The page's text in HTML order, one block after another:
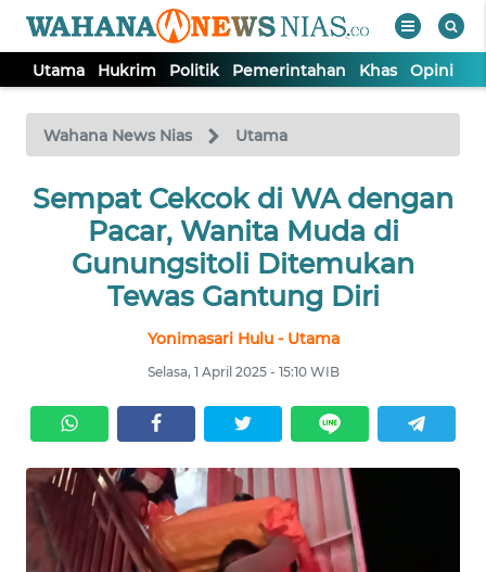
Utama Hukrim Politik Pemerintahan Khas Opini
Wahana News Nias Utama
Sempat Cekcok di WA dengan
Pacar, Wanita Muda di
Gunungsitoli Ditemukan
Tewas Gantung Diri
Yonimasari Hulu - Utama
Selasa, 1 April 2025 - 15:10 WIB
TV
Tutup
UTAMA
HUKRIM
PEMERINTAHAN
KHAS
OPINI
NUSANTARA